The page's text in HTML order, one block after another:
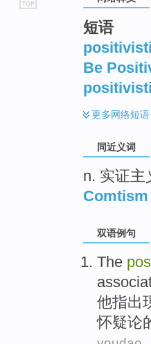
短语
Be
更多网络短语
同近义词
n. 实证主
Comtism
双语例句
The
他指出
怀疑论